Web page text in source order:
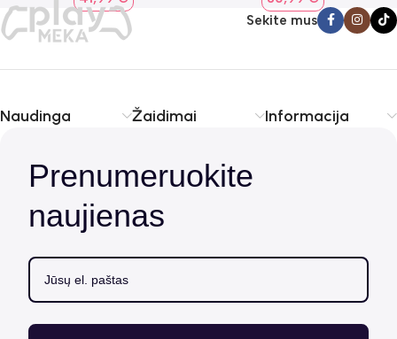
Sekite mus
Naudinga Žaidimai Informacija
Prenumeruokite
naujienas